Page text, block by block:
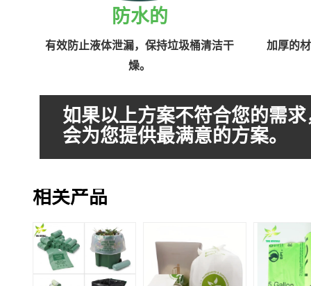
防水的
有效防止液体泄漏，保持垃圾桶清洁干
燥。
加厚的
如果以上方案不符合您的需
会为您提供最满意的方案。
相关产品